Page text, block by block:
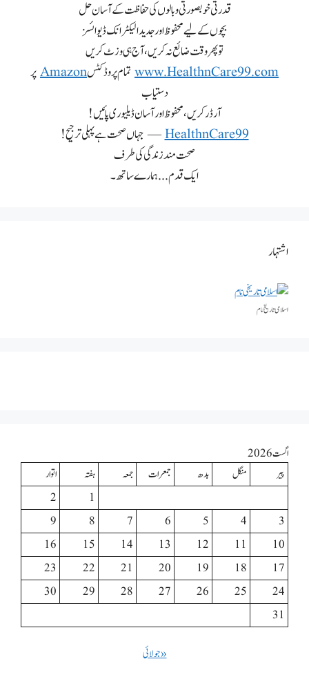
قدرتی خوبصورتی و بالوں کی حفاظت کے آسان حل
بچوں کے لیے محفوظ اور جدید الیکٹرانک ڈیوائسز
تو پھر وقت ضائع نہ کریں، آج ہی وزٹ کریں
www.HealthnCare99.com تمام پروڈکٹسAmazonپر
دستیاب
آرڈر کریں، محفوظ اور آسان ڈیلیوری پائیں!
HealthnCare99— جہاں صحت ہے پہلی ترجیح!
صحت مند زندگی کی طرف
ایک قدم... ہمارے ساتھ۔
اشتہار
اسلامی تاریخٰ نام
اگست 2026
پیر
منگل بدھ جمعرات جمعہ ہفتہ
اتوار
1
2
3
4
5
6
7
8
9
10
11
12
13
14
15
16
17
18
19
20
21
22
23
24
25
26
27
28
29
30
31
« جولائی